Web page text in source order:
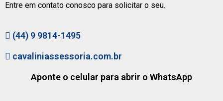
Entre em contato conosco para solicitar o seu.
(44) 9 9814-1495
cavaliniassessoria.com.br
Aponte o celular para abrir o WhatsApp